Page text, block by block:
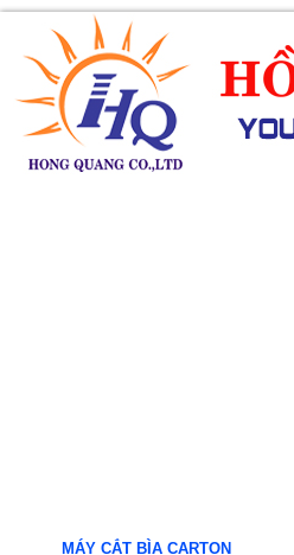
MÁY CẮT BÌA CARTON